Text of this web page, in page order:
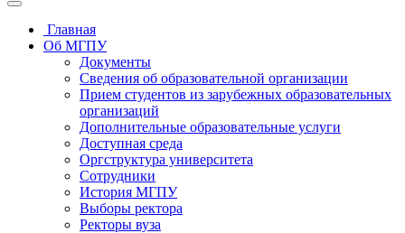
Главная
Об МГПУ
Документы
Сведения об образовательной организации
Прием студентов из зарубежных образовательных
организаций
Дополнительные образовательные услуги
Доступная среда
Оргструктура университета
Сотрудники
История МГПУ
Выборы ректора
Ректоры вуза